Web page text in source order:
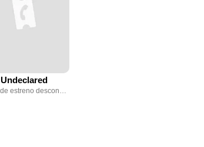
Undeclared